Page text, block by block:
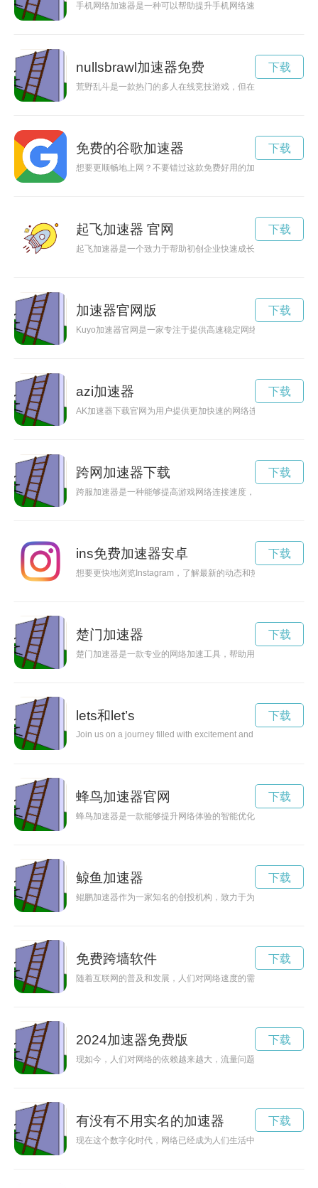
手机网络加速器是一种可以帮助提升手机网络速度的工具，能
nullsbrawl加速器免费
荒野乱斗是一款热门的多人在线竞技游戏，但在一些网络环境
下载
免费的谷歌加速器
想要更顺畅地上网？不要错过这款免费好用的加速器！只需在
下载
起飞加速器 官网
起飞加速器是一个致力于帮助初创企业快速成长的平台，通过
下载
加速器官网版
Kuyo加速器官网是一家专注于提供高速稳定网络加速服务的网
下载
azi加速器
AK加速器下载官网为用户提供更加快速的网络连接体验，能够
下载
跨网加速器下载
跨服加速器是一种能够提高游戏网络连接速度，让玩家享受更
下载
ins免费加速器安卓
想要更快地浏览Instagram，了解最新的动态和热门话题吗？不
下载
楚门加速器
楚门加速器是一款专业的网络加速工具，帮助用户解决网络卡
下载
lets和let’s
Join us on a journey filled with excitement and discovery as
下载
蜂鸟加速器官网
蜂鸟加速器是一款能够提升网络体验的智能优化工具，通过加
下载
鲸鱼加速器
鲲鹏加速器作为一家知名的创投机构，致力于为创业者提供全
下载
免费跨墙软件
随着互联网的普及和发展，人们对网络速度的需求也越来越高
下载
2024加速器免费版
现如今，人们对网络的依赖越来越大，流量问题成为困扰大家
下载
有没有不用实名的加速器
现在这个数字化时代，网络已经成为人们生活中不可或缺的一
下载